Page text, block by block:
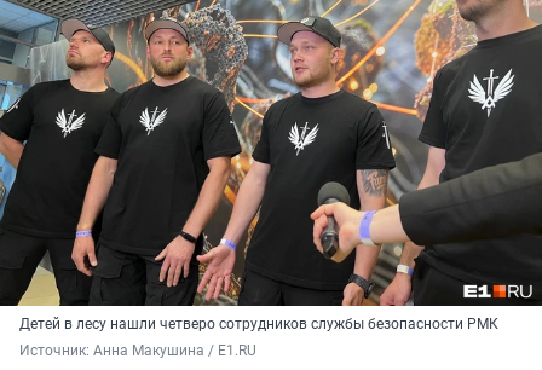
Детей в лесу нашли четверо сотрудников службы безопасности РМК
Источник: Анна Макушина / E1.RU